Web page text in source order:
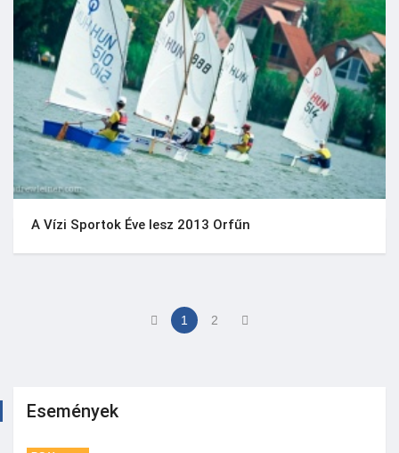
A Vízi Sportok Éve lesz 2013 Orfűn
1 2
Események